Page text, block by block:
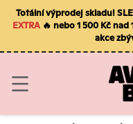
Totální výprodej skladu!
EXTRA 🔥 nebo 1 500 Kč
akce